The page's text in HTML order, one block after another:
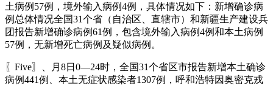
土病例57例，境外输入病例4例，具体情况如下：新增确诊病
例总体情况全国31个省（自治区、直辖市）和新疆生产建设兵
团报告新增确诊病例61例，包含境外输入病例4例和本土病例
57例，无新增死亡病例及疑似病例。
〖Five〗、月8日0—24时，全国31个省区市报告新增本土确诊
病例441例、本土无症状感染者1307例，呼和浩特因奥密克戎